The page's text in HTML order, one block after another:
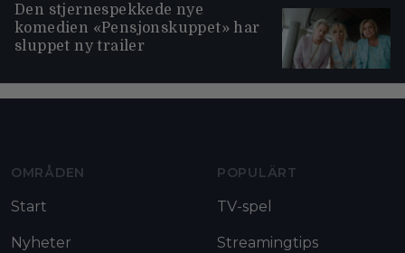
Den stjernespekkede nye
komedien «Pensjonskuppet» har
sluppet ny trailer
OMRÅDEN
Start
Nyheter
POPULÄRT
TV-spel
Streamingtips